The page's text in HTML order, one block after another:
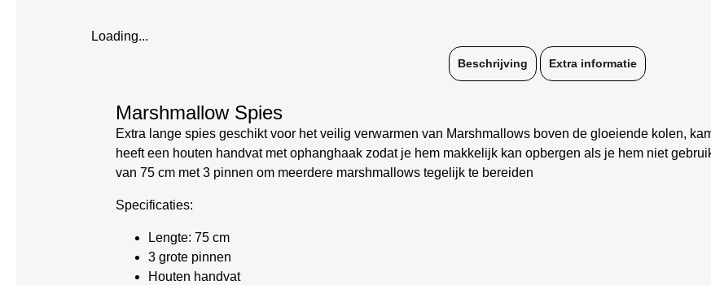
Loading...
Beschrijving Extra informatie
Marshmallow Spies
Extra lange spies geschikt voor het veilig verwarmen van Marshmallows boven de gloeiende kolen,
heeft een houten handvat met ophanghaak zodat je hem makkelijk kan opbergen als je hem niet
van 75 cm met 3 pinnen om meerdere marshmallows tegelijk te bereiden
Specificaties:
Lengte: 75 cm
3 grote pinnen
Houten handvat